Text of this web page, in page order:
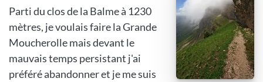
Parti du clos de la Balme à 1230
mètres, je voulais faire la Grande
Moucherolle mais devant le
mauvais temps persistant j'ai
préféré abandonner et je me suis